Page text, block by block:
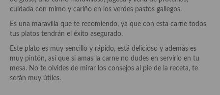
Quesos, recetas
Salazones y encurtidos
Recetas Especiales
Recetas de Cuaresma
cuidada con mimo y cariño en los verdes pastos gallegos.
Es una maravilla que te recomiendo, ya que con esta carne todos
tus platos tendrán el éxito asegurado.
Este plato es muy sencillo y rápido, está delicioso y además es
muy pintón, así que si amas la carne no dudes en servirlo en tu
mesa. No te olvides de mirar los consejos al pie de la receta, te
serán muy útiles.